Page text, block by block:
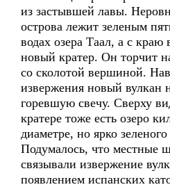
из застывшей лавы.
острова лежит зеленым
водах озера Таал, а с краю
новый кратер. Он торчит
со сколотой вершиной.
извержения новый вулкан
горевшую свечу. Сверху
кратере тоже есть озеро
диаметре, но ярко зеленого
Подумалось, что местные
связывали извержение
появлением испанских